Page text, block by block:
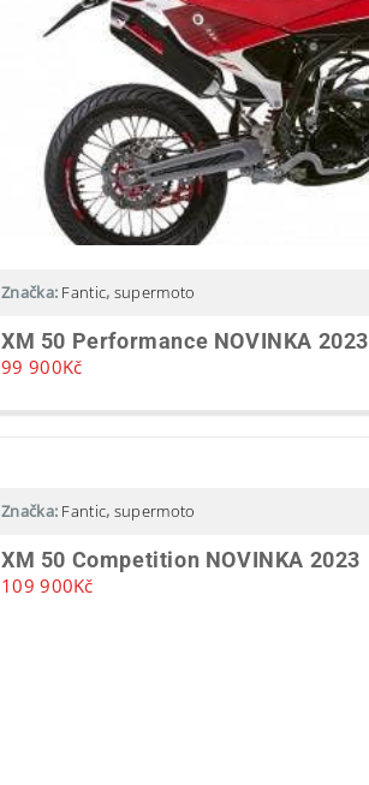
Značka: Fantic, supermoto
XM 50 Performance NOVINKA 2023
99 900Kč
Značka: Fantic, supermoto
XM 50 Competition NOVINKA 2023
109 900Kč